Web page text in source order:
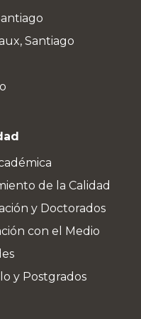
Santiago
de la Calidad
y Doctorados
con el Medio
y Postgrados